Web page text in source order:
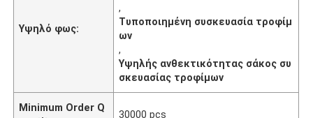
Υψηλό φως:
,
Τυποποιημένη συσκευασία τροφίμ
ων
,
Υψηλής ανθεκτικότητας σάκος συ
σκευασίας τροφίμων
Minimum Order Q
30000 pcs